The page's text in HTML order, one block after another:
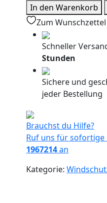
RHD
Kia
Rio
11-
+Spiegelhalter
Menge
In den Warenkorb
Zum
Schneller
Stunden
Sichere und
jeder Bestellung
Brauchst du Hilfe?
Ruf uns für
1967214an
Kategorie: